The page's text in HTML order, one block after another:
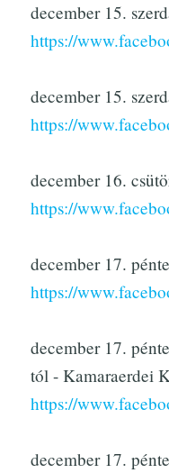
december 15.
https://
december 15.
https://
december 16.
https://
december 17.
https://
december 17.
tól - Kamaraerdei
https://
december 17.